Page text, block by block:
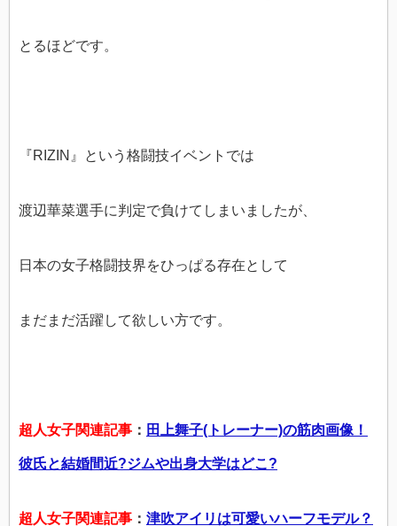
とるほどです。
『RIZIN』という格闘技イベントでは
渡辺華菜選手に判定で負けてしまいましたが、
日本の女子格闘技界をひっぱる存在として
まだまだ活躍して欲しい方です。
超人女子関連記事 ： 田上舞子(トレーナー)の筋肉画像！
彼氏と結婚間近?ジムや出身大学はどこ?
超人女子関連記事 ： 津吹アイリは可愛いハーフモデル？